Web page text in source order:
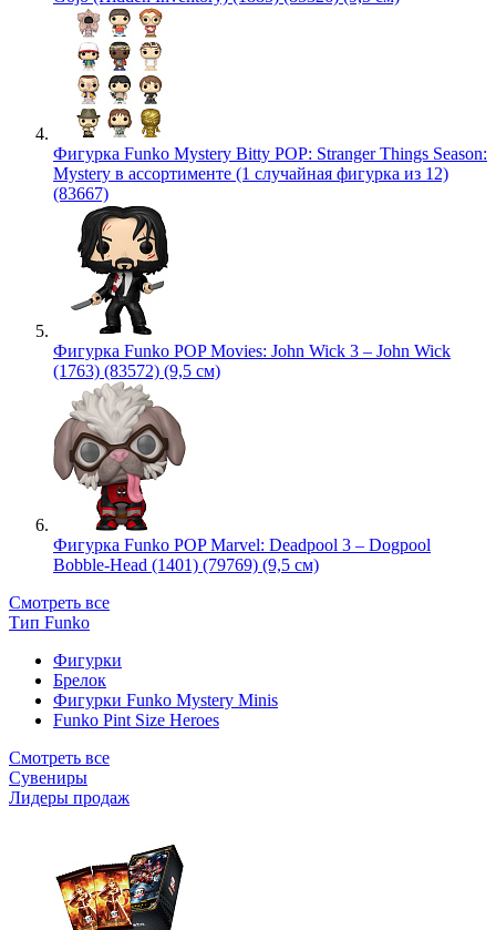
Фигурка Funko Mystery Bitty POP: Stranger Things Season:
Mystery в ассортименте (1 случайная фигурка из 12)
(83667)
Фигурка Funko POP Movies: John Wick 3 – John Wick
(1763) (83572) (9,5 см)
Фигурка Funko POP Marvel: Deadpool 3 – Dogpool
Bobble-Head (1401) (79769) (9,5 см)
Смотреть все
Тип Funko
Фигурки
Брелок
Фигурки Funko Mystery Minis
Funko Pint Size Heroes
Смотреть все
Сувениры
Лидеры продаж